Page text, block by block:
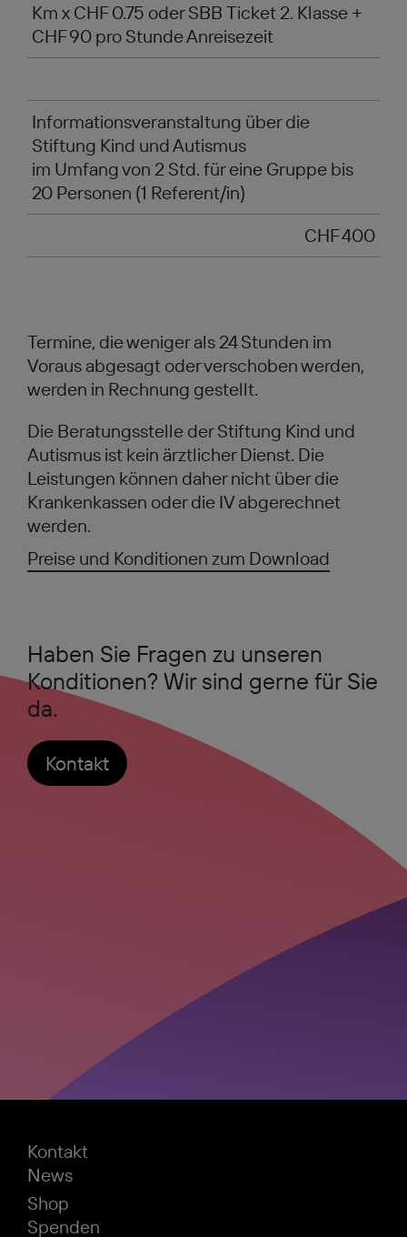
Km x CHF 0.75 oder SBB Ticket 2. Klasse +
CHF 90 pro Stunde Anreisezeit
Informationsveranstaltung über die
Stiftung Kind und Autismus
im Umfang von 2 Std. für eine Gruppe bis
20 Personen (1 Referent/in)
CHF 400
Termine, die weniger als 24 Stunden im
Voraus abgesagt oder verschoben werden,
werden in Rechnung gestellt.
Die Beratungsstelle der Stiftung Kind und
Autismus ist kein ärztlicher Dienst. Die
Leistungen können daher nicht über die
Krankenkassen oder die IV abgerechnet
werden.
Preise und Konditionen zum Download
Haben Sie Fragen zu unseren
Konditionen? Wir sind gerne für Sie
da.
Kontakt
Kontakt
News
Shop
Spenden